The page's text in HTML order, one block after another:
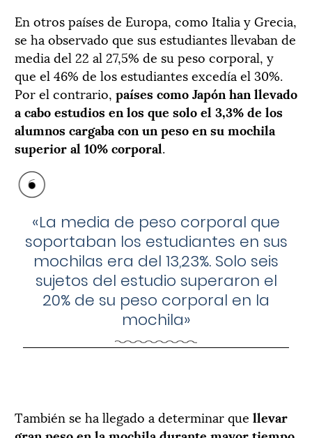
En otros países de Europa, como Italia y Grecia,
se ha observado que sus estudiantes llevaban de
media del 22 al 27,5% de su peso corporal, y
que el 46% de los estudiantes excedía el 30%.
Por el contrario, países como Japón han llevado
a cabo estudios en los que solo el 3,3% de los
alumnos cargaba con un peso en su mochila
superior al 10% corporal.
«La media de peso corporal que
soportaban los estudiantes en sus
mochilas era del 13,23%. Solo seis
sujetos del estudio superaron el
20% de su peso corporal en la
mochila»
También se ha llegado a determinar que llevar